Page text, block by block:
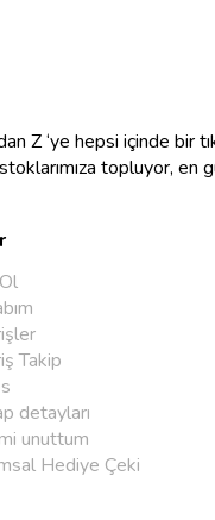
Z ‘ye hepsi içinde
topluyor,
Takip
detayları
unuttum
Hediye Çeki